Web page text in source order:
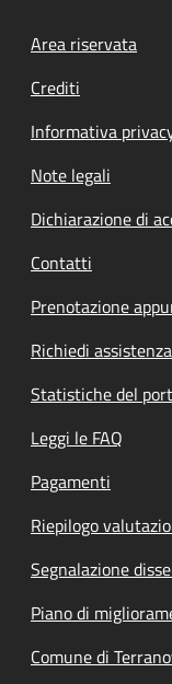
Footer
Area riservata
Crediti
Informativa
Note legali
Dichiarazione di
Contatti
Prenotazione
Richiedi assistenza
Statistiche del
Leggi le FAQ
Pagamenti
Riepilogo
Segnalazione
Piano di
Comune di